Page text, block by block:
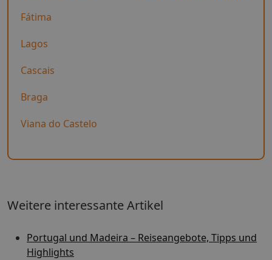
Fátima
Lagos
Cascais
Braga
Viana do Castelo
Weitere interessante Artikel
Portugal und Madeira – Reiseangebote, Tipps und
Highlights